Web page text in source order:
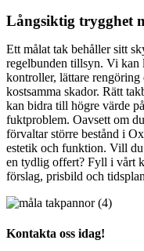
Långsiktig trygghet
Ett målat tak behåller sitt
regelbunden tillsyn. Vi kan
kontroller, lättare
kostsamma skador. Rätt
kan bidra till högre värde
fuktproblem. Oavsett om
förvaltar större bestånd i
estetik och funktion. Vill
en tydlig offert? Fyll i vårt
förslag, prisbild och
Kontakta oss idag!